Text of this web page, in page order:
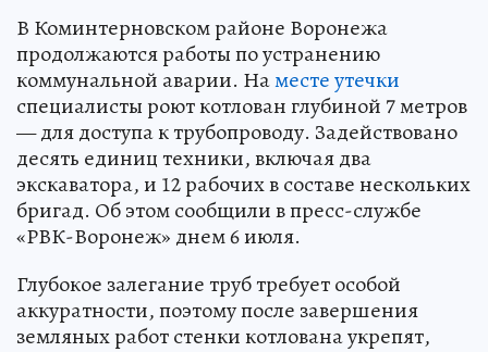
В Коминтерновском районе Воронежа
продолжаются работы по устранению
коммунальной аварии. Наместе утечки
специалисты роют котлован глубиной 7 метров
— для доступа к трубопроводу. Задействовано
десять единиц техники, включая два
экскаватора, и 12 рабочих в составе нескольких
бригад. Об этом сообщили в пресс-службе
«РВК-Воронеж» днем 6 июля.
Глубокое залегание труб требует особой
аккуратности, поэтому после завершения
земляных работ стенки котлована укрепят,